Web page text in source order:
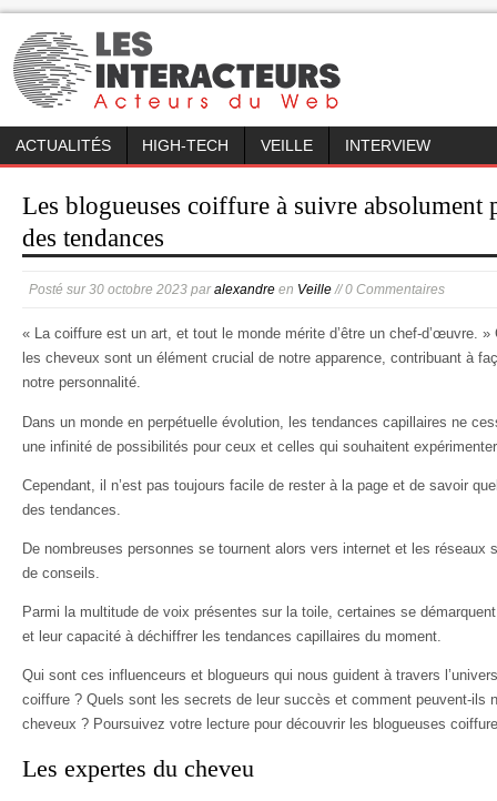
ACTUALITÉS HIGH-TECH VEILLE INTERVIEW
Les blogueuses coiffure à suivre absolument
des tendances
Posté sur30 octobre 2023 paralexandre en Veille// 0 Commentaires
« La coiffure est un art, et tout le monde mérite d’être un chef-d’œuvre.
les cheveux sont un élément crucial de notre apparence, contribuant à
notre personnalité.
Dans un monde en perpétuelle évolution, les tendances capillaires ne
une infinité de possibilités pour ceux et celles qui souhaitent
Cependant, il n’est pas toujours facile de rester à la page et de savoir
des tendances.
De nombreuses personnes se tournent alors vers internet et les réseaux
de conseils.
Parmi la multitude de voix présentes sur la toile, certaines se
et leur capacité à déchiffrer les tendances capillaires du moment.
Qui sont ces influenceurs et blogueurs qui nous guident à travers
coiffure ? Quels sont les secrets de leur succès et comment peuvent-ils
cheveux ? Poursuivez votre lecture pour découvrir les blogueuses
Les expertes du cheveu